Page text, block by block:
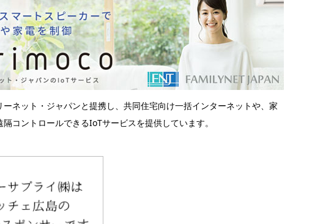
ーネット・ジャパンと提携し、共同住宅向け一括インターネットや、家
コントロールできるIoTサービスを提供しています。